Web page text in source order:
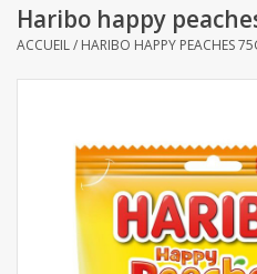
Biscuits pour le café
Boissons
Biscuits apéritifs / Snacks salés
Haribo happy
ACCUEIL/ HARIBO HAPPY PEACHES